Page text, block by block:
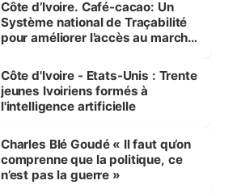
Côte d’Ivoire. Café-cacao: Un
Système national de Traçabilité
pour améliorer l’accès au marché
Côte d'Ivoire - Etats-Unis : Trente
jeunes Ivoiriens formés à
l'intelligence artificielle
Charles Blé Goudé « Il faut qu’on
comprenne que la politique, ce
n’est pas la guerre »